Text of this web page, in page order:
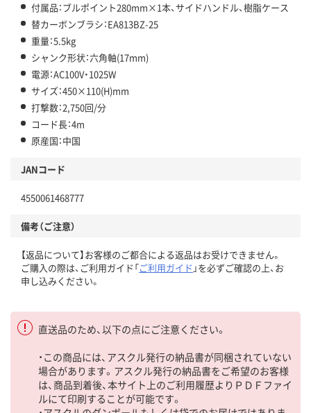
付属品：ブルポイント280mm×1本、サイドハンドル、樹脂ケース
替カーボンブラシ：EA813BZ-25
重量：5.5kg
シャンク形状：六角軸(17mm)
電源：AC100V・1025W
サイズ：450×110(H)mm
打撃数：2,750回/分
コード長：4m
原産国：中国
JANコード
4550061468777
備考（ご注意）
【返品について】お客様のご都合による返品はお受けできません。
ご購入の際は、ご利用ガイド「ご利用ガイド 」を必ずご確認の上、お
申し込みください。
直送品のため、以下の点にご注意ください。
・この商品には、アスクル発行の納品書が同梱されていない
場合があります。アスクル発行の納品書をご希望のお客様
は、商品到着後、本サイト上のご利用履歴よりＰＤＦファイ
ルにて印刷することが可能です。